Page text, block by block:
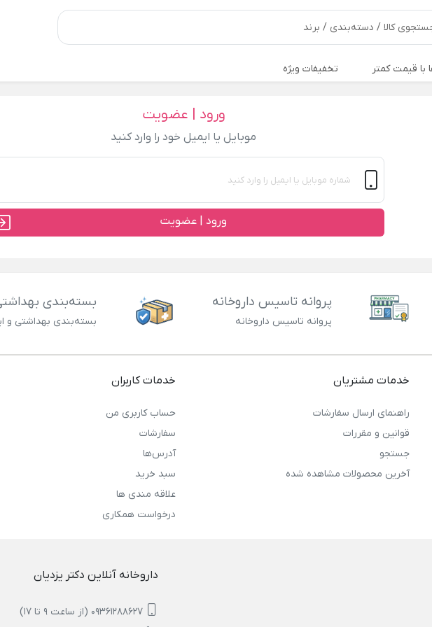
قیمت کمتر تخفیفات ویژه
ورود | عضویت
موبایل یا ایمیل خود را وارد کنید
ورود | عضویت
پروانه تاسیس داروخانه
پروانه تاسیس داروخانه
بسته‌بندی
بسته‌بندی بهداشتی و
خدمات مشتریان
راهنمای ارسال سفارشات
قوانین و مقررات
جستجو
آخرین محصولات مشاهده شده
خدمات کاربران
حساب کاربری من
سفارشات
آدرس‌ها
سبد خرید
علاقه مندی ها
درخواست همکاری
داروخانه آنلاین دکتر یزدیان
09361288627 (از ساعت 9 تا 17)